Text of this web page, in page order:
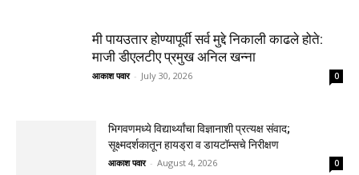
मी पायउतार होण्यापूर्वी सर्व मुद्दे निकाली काढले होते:
माजी डीएलटीए प्रमुख अनिल खन्ना
आकाश पवार - July 30, 2026 0
भिगवणमध्ये विद्यार्थ्यांचा विज्ञानाशी प्रत्यक्ष संवाद;
सूक्ष्मदर्शकातून हायड्रा व डायटॉम्सचे निरीक्षण
आकाश पवार - August 4, 2026 0